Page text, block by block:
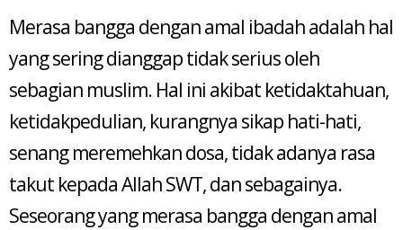
03
Merasa bangga dengan amal ibadah adalah hal
yang sering dianggap tidak serius oleh
sebagian muslim. Hal ini akibat ketidaktahuan,
ketidakpedulian, kurangnya sikap hati-hati,
senang meremehkan dosa, tidak adanya rasa
takut kepada Allah SWT, dan sebagainya.
Seseorang yang merasa bangga dengan amal